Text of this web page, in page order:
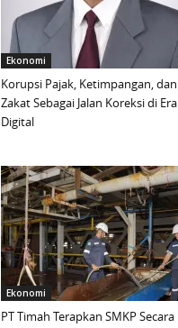
Ekonomi
Korupsi Pajak, Ketimpangan, dan
Zakat Sebagai Jalan Koreksi di Era
Digital
Ekonomi
PT Timah Terapkan SMKP Secara